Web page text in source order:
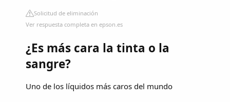
Solicitud de eliminación
Ver respuesta completa en epson.es
¿Es más cara la tinta o la
sangre?
Uno de los líquidos más caros del mundo